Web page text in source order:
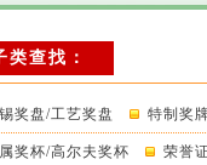
类查找：
奖盘/工艺奖盘 特制奖
奖杯/高尔夫奖杯 荣誉